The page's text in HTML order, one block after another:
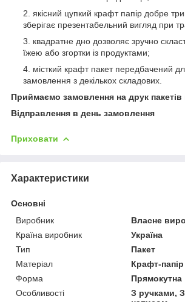
якісний цупкий крафт папір добре
зберігає презентабельний вигляд при
квадратне дно дозволяє зручно
їжею або згортки із продуктами;
місткий крафт пакет передбачений
замовлення з декількох складових.
Приймаємо замовлення на друк пакетів
Відправлення в день замовлення
Приховати
Характеристики
Основні
Виробник
Власне
Країна виробник
Україна
Тип
Пакет
Матеріал
Крафт-папір
Форма
Прямокутна
Особливості
З ручками,